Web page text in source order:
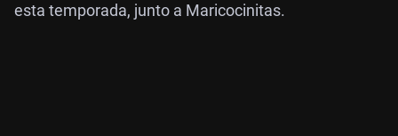
esta temporada, junto a Maricocinitas.